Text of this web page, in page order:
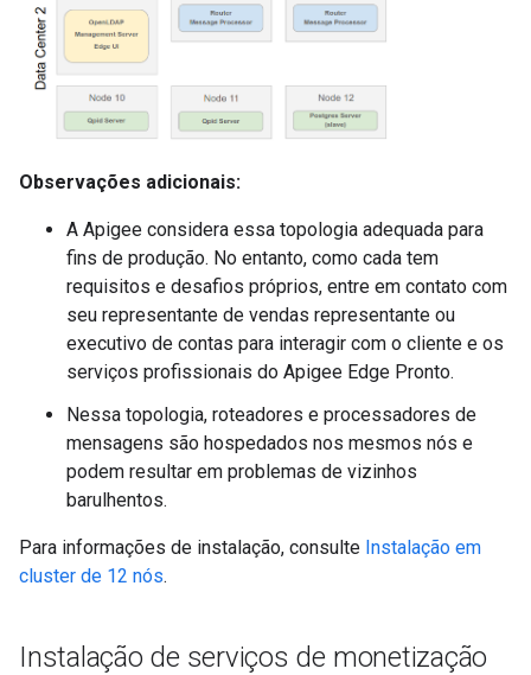
Observações adicionais:
A Apigee considera essa topologia adequada para
fins de produção. No entanto, como cada tem
requisitos e desafios próprios, entre em contato com
seu representante de vendas representante ou
executivo de contas para interagir com o cliente e os
serviços profissionais do Apigee Edge Pronto.
Nessa topologia, roteadores e processadores de
mensagens são hospedados nos mesmos nós e
podem resultar em problemas de vizinhos
barulhentos.
Para informações de instalação, consulte Instalação em
cluster de 12 nós.
Instalação de serviços de monetização